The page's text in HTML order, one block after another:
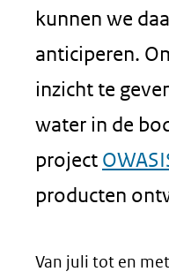
kunnen we
anticiperen.
inzicht te
water in de
project
producten
Van juli tot en